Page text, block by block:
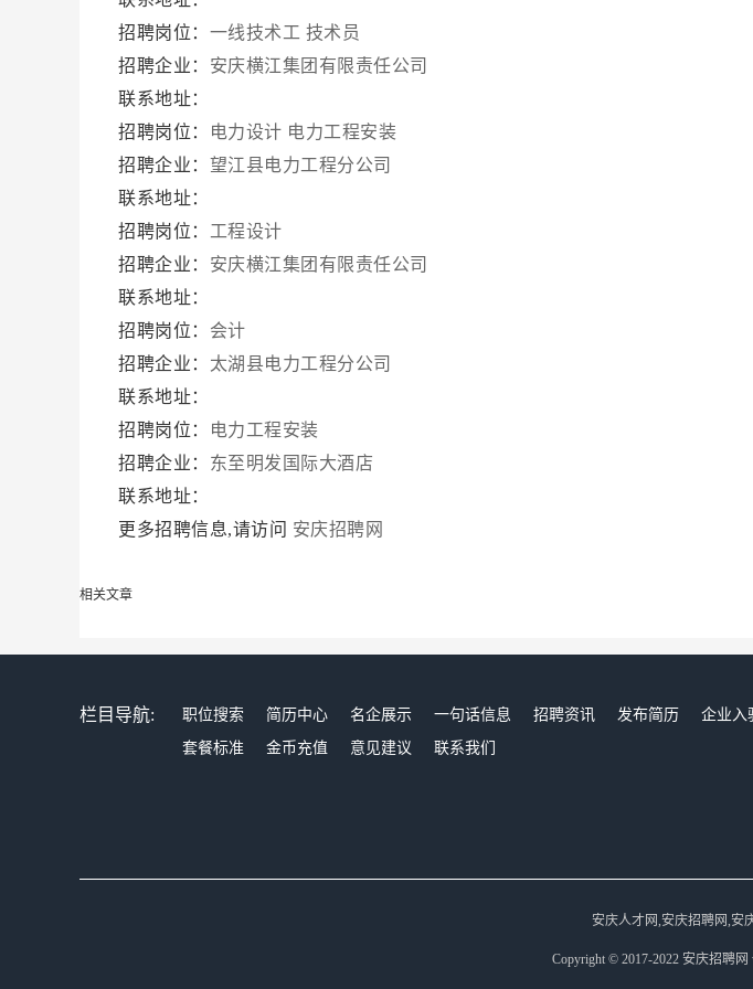
招聘岗位： 一线技术工 技术员
招聘企业： 安庆横江集团有限责任公司
联系地址：
招聘岗位：
电力设计 电力工程安装
招聘企业： 望江县电力工程分公司
联系地址：
招聘岗位： 工程设计
招聘企业： 安庆横江集团有限责任公司
联系地址：
招聘岗位： 会计
招聘企业： 太湖县电力工程分公司
联系地址：
招聘岗位：
电力工程安装
招聘企业： 东至明发国际大酒店
联系地址：
更多招聘信息,请访问 安庆招聘网
相关文章
栏目导航: 职位搜索 简历中心 名企展示 一句话信息 招聘资讯 发布简历 企业入
套餐标准
金币充值 意见建议 联系我们
安庆人才网,安庆招聘网,安
Copyright © 2017-2022 安庆招聘网